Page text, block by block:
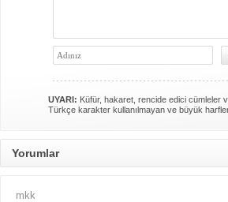
UYARI: Küfür, hakaret, rencide edici cümleler
Türkçe karakter kullanılmayan ve büyük
Yorumlar
mkk